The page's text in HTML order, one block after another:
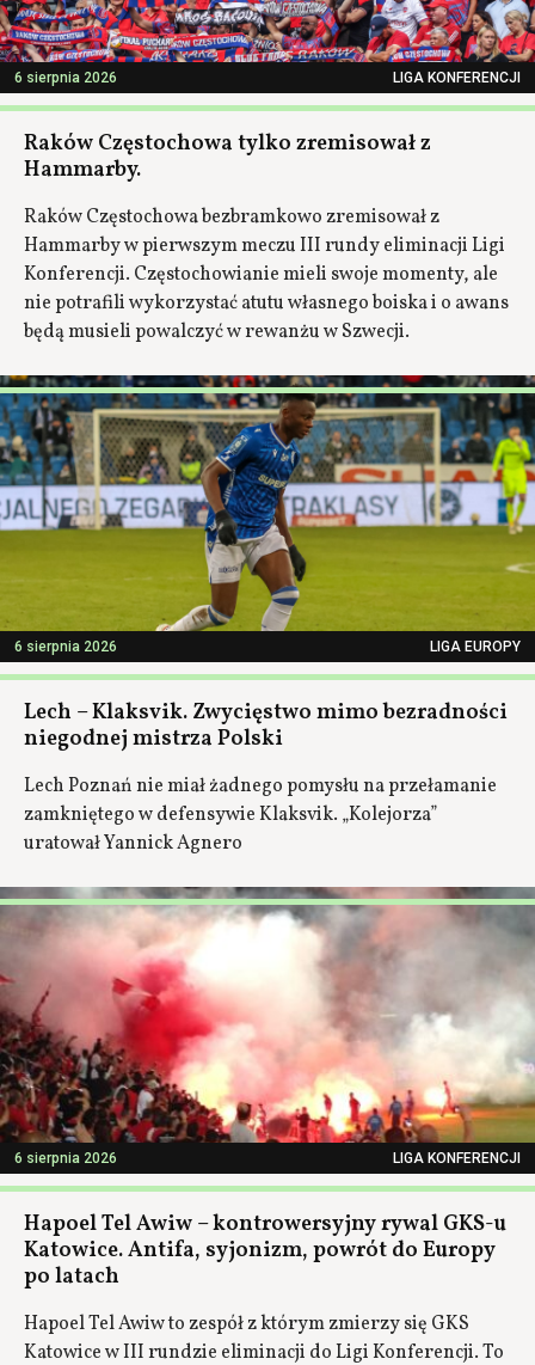
6 sierpnia 2026 LIGA KONFERENCJI
Raków Częstochowa tylko zremisował z
Hammarby.
Raków Częstochowa bezbramkowo zremisował z
Hammarby w pierwszym meczu III rundy eliminacji Ligi
Konferencji. Częstochowianie mieli swoje momenty, ale
nie potrafili wykorzystać atutu własnego boiska i o awans
będą musieli powalczyć w rewanżu w Szwecji.
6 sierpnia 2026 LIGA EUROPY
Lech – Klaksvik. Zwycięstwo mimo bezradności
niegodnej mistrza Polski
Lech Poznań nie miał żadnego pomysłu na przełamanie
zamkniętego w defensywie Klaksvik. „Kolejorza”
uratował Yannick Agnero
6 sierpnia 2026 LIGA KONFERENCJI
Hapoel Tel Awiw – kontrowersyjny rywal GKS-u
Katowice. Antifa, syjonizm, powrót do Europy
po latach
Hapoel Tel Awiw to zespół z którym zmierzy się GKS
Katowice w III rundzie eliminacji do Ligi Konferencji. To